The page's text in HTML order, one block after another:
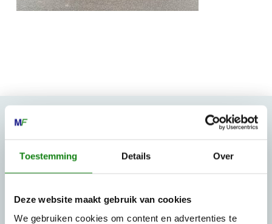
Toestemming Details Over
Deze website maakt gebruik van cookies
We gebruiken cookies om content en advertenties te
Kiehoek 26
0517-396800